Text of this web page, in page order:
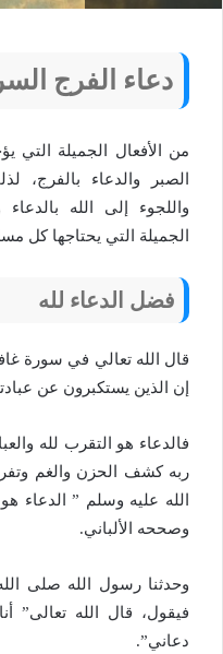
دعاء الفرج
من الأفعال الجميلة التي
الصبر والدعاء
واللجوء إلى الله بالدعاء
الجميلة التي يحتاجها كل
فضل الدعاء لله
قال الله تعالي في سورة
إن الذين يستكبرون عن
فالدعاء هو التقرب لله
ربه كشف الحزن والغم
الله عليه وسلم ” الدعاء
وصححه الألباني.
وحدثنا رسول الله صلى
فيقول، قال الله تعالى”
دعاني”.